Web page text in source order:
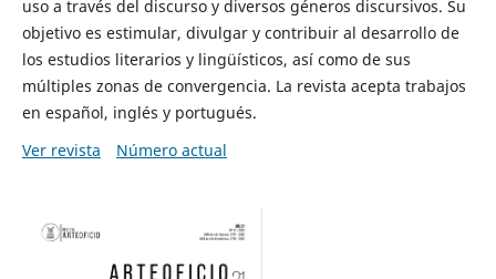
uso a través del discurso y diversos géneros discursivos. Su
objetivo es estimular, divulgar y contribuir al desarrollo de
los estudios literarios y lingüísticos, así como de sus
múltiples zonas de convergencia. La revista acepta trabajos
en español, inglés y portugués.
Ver revista
Número actual